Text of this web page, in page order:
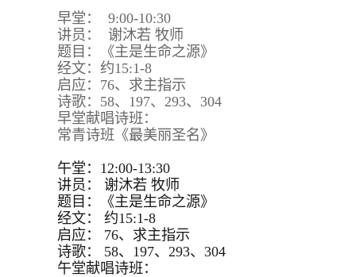
早堂： 9:00-10:30
讲员： 谢沐若 牧师
题目：《主是生命之源》
经文：约15:1-8
启应：76、求主指示
诗歌：58、197、293、304
早堂献唱诗班：
常青诗班《最美丽圣名》
午堂：12:00-13:30
讲员：
谢沐若 牧师
题目：
《主是生命之源》
经文：
约15:1-8
启应：
76、求主指示
诗歌：
58、197、293、 304
午堂献唱诗班：